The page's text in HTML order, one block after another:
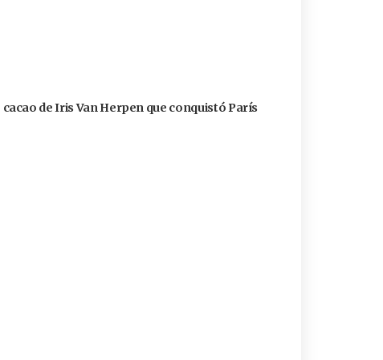
de Iris Van Herpen que conquistó París